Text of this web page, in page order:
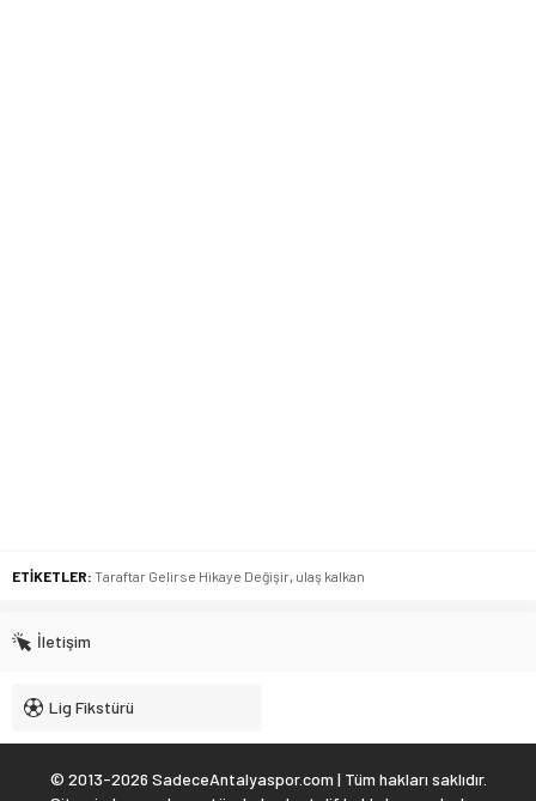
ETİKETLER: Taraftar Gelirse Hikaye Değişir ulaş kalkan
İletişim
Lig Fikstürü
© 2013-2026 SadeceAntalyaspor.com | Tüm hakları saklıdır.